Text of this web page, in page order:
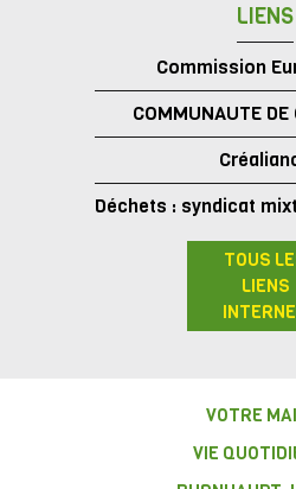
LIENS
Commission
COMMUNAUTE DE
Déchets : syndicat
TOUS
LIENS
VOTRE
VIE